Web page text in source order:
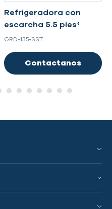
Refrigeradora con
escarcha 5.5 pies³
GRD-135-SST
Contactanos